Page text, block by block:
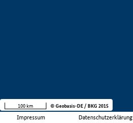
Impressum Datenschutzerklärung
100 km © Geobasis-DE / BKG 2015